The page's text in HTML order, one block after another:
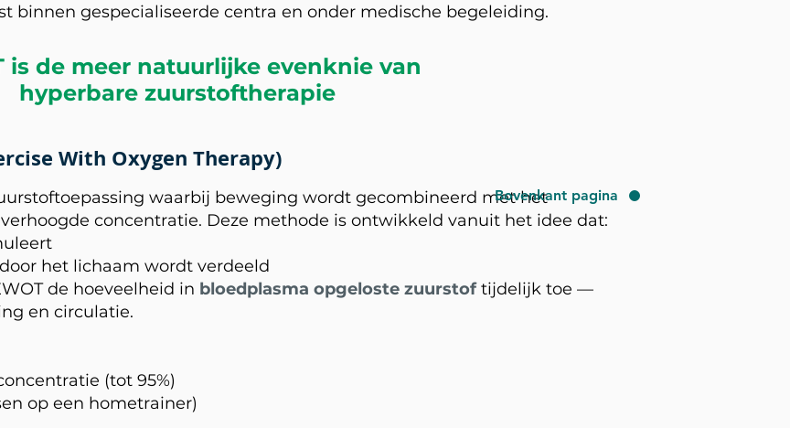
Bovenkant pagina
binnen gespecialiseerde centra en onder medische begeleiding.
is de meer natuurlijke evenknie van
hyperbare zuurstoftherapie
With Oxygen Therapy)
waarbij beweging wordt gecombineerd met het
concentratie. Deze methode is ontwikkeld vanuit het idee dat:
het lichaam wordt verdeeld
de hoeveelheid in bloedplasma opgeloste zuurstoftijdelijk toe —
en circulatie.
(tot 95%)
op een hometrainer)